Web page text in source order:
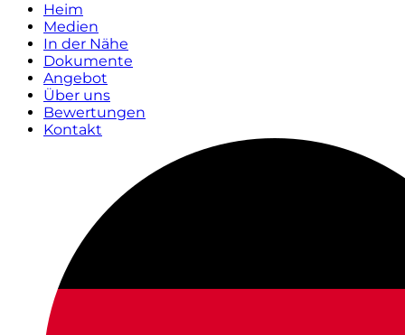
Heim
Medien
In der Nähe
Dokumente
Angebot
Über uns
Bewertungen
Kontakt